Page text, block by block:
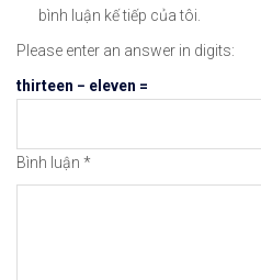
#icmarkets #exness
bình luận kế tiếp của tôi.
Please enter an answer in digits:
thirteen − eleven =
Bình luận *